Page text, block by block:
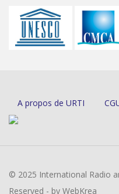
A propos de URTI
© 2025 International Radio
Reserved - by WebKrea